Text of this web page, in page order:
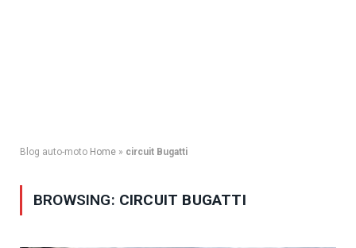
Blog auto-moto Home » circuit Bugatti
BROWSING: CIRCUIT BUGATTI